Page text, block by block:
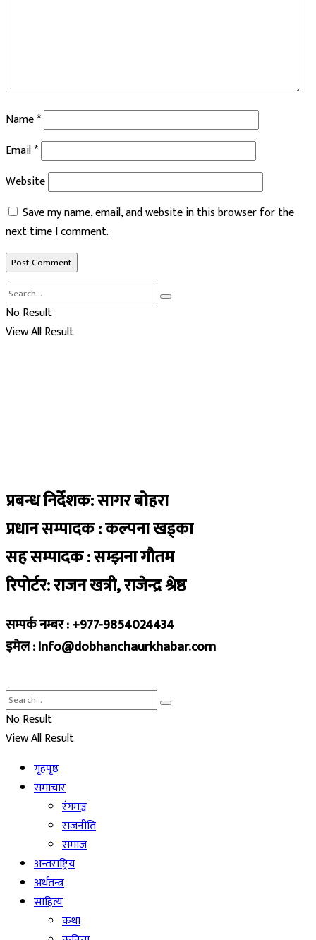
Name*
Email*
Website
Save my name, email, and website in this browser for the
next time I comment.
No Result
View All Result
प्रबन्ध निर्देशक: सागर बोहरा
प्रधान सम्पादक : कल्पना खड्का
सह सम्पादक : सम्झना गौतम
रिपोर्टर: राजन खत्री, राजेन्द्र श्रेष्ठ
सम्पर्क नम्बर : +977-9854024434
इमेल : Info@dobhanchaurkhabar.com
No Result
View All Result
गृहपृष्ठ
समाचार
रंगमञ्च
राजनीति
समाज
अन्तराष्ट्रिय
अर्थतन्त्र
साहित्य
कथा